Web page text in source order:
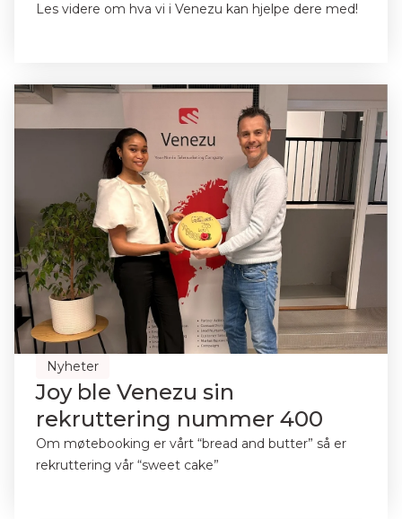
Les videre om hva vi i Venezu kan hjelpe dere med!
Nyheter
Joy ble Venezu sin
rekruttering nummer 400
Om møtebooking er vårt “bread and butter” så er
rekruttering vår “sweet cake”